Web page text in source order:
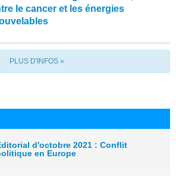
le cancer et les énergies
PLUS D'INFOS »
d'octobre 2021 : Conflit
en Europe